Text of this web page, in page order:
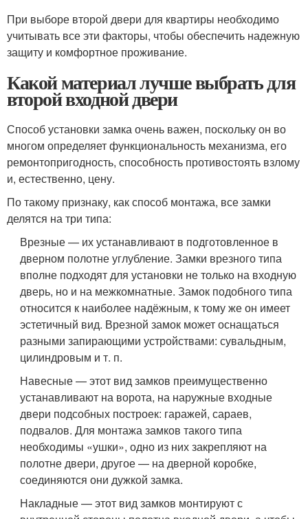
При выборе второй двери для квартиры необходимо
учитывать все эти факторы, чтобы обеспечить надежную
защиту и комфортное проживание.
Какой материал лучше выбрать для
второй входной двери
Способ установки замка очень важен, поскольку он во
многом определяет функциональность механизма, его
ремонтопригодность, способность противостоять взлому
и, естественно, цену.
По такому признаку, как способ монтажа, все замки
делятся на три типа:
Врезные — их устанавливают в подготовленное в
дверном полотне углубление. Замки врезного типа
вполне подходят для установки не только на входную
дверь, но и на межкомнатные. Замок подобного типа
относится к наиболее надёжным, к тому же он имеет
эстетичный вид. Врезной замок может оснащаться
разными запирающими устройствами: сувальдным,
цилиндровым и т. п.
Навесные — этот вид замков преимущественно
устанавливают на ворота, на наружные входные
двери подсобных построек: гаражей, сараев,
подвалов. Для монтажа замков такого типа
необходимы «ушки», одно из них закрепляют на
полотне двери, другое — на дверной коробке,
соединяются они дужкой замка.
Накладные — этот вид замков монтируют с